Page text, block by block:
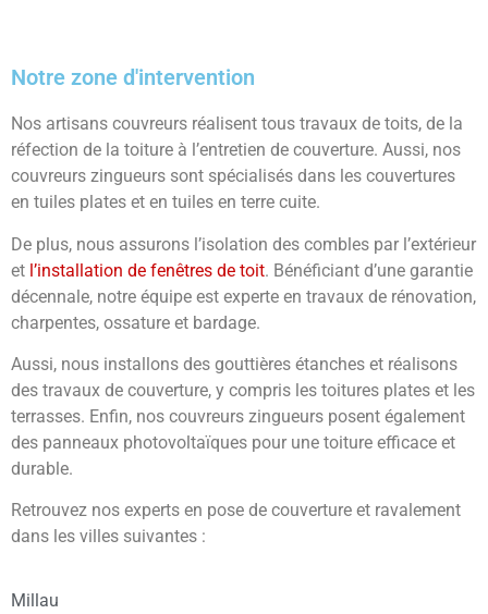
Notre zone d'intervention
Nos artisans couvreurs réalisent tous travaux de toits, de la
réfection de la toiture à l’entretien de couverture. Aussi, nos
couvreurs zingueurs sont spécialisés dans les couvertures
en tuiles plates et en tuiles en terre cuite.
De plus, nous assurons l’isolation des combles par l’extérieur
et l’installation de fenêtres de toit. Bénéficiant d’une garantie
décennale, notre équipe est experte en travaux de rénovation,
charpentes, ossature et bardage.
Aussi, nous installons des gouttières étanches et réalisons
des travaux de couverture, y compris les toitures plates et les
terrasses. Enfin, nos couvreurs zingueurs posent également
des panneaux photovoltaïques pour une toiture efficace et
durable.
Retrouvez nos experts en pose de couverture et ravalement
dans les villes suivantes :
Millau